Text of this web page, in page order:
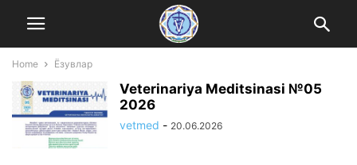
Home Ёзувлар
Veterinariya Meditsinasi №05
2026
vetmed - 20.06.2026